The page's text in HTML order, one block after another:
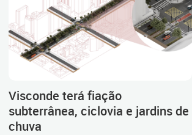
Visconde terá fiação
subterrânea, ciclovia e jardins de
chuva